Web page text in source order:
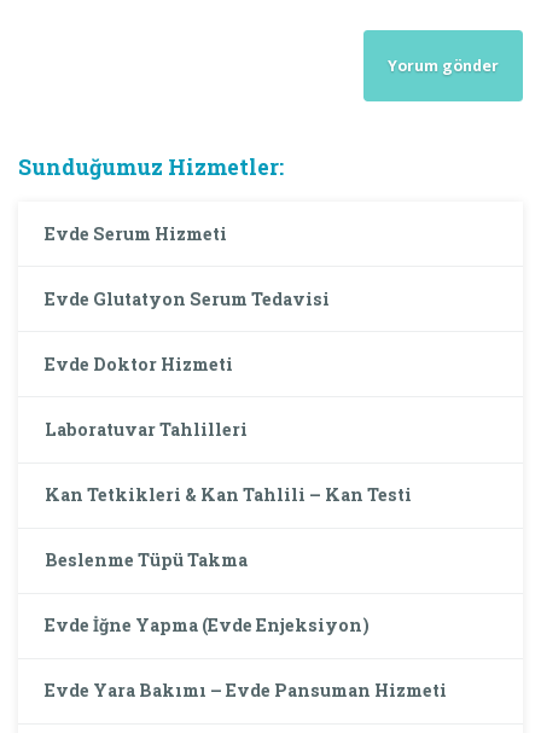
Sunduğumuz Hizmetler:
Evde Serum Hizmeti
Evde Glutatyon Serum Tedavisi
Evde Doktor Hizmeti
Laboratuvar Tahlilleri
Kan Tetkikleri & Kan Tahlili – Kan Testi
Beslenme Tüpü Takma
Evde İğne Yapma (Evde Enjeksiyon)
Evde Yara Bakımı – Evde Pansuman Hizmeti